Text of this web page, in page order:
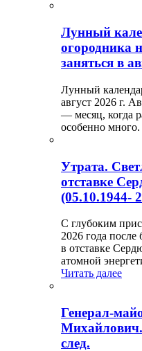
Лунный
огородника
заняться в
Лунный
август 2026 г.
— месяц, когда
особенно
Утрата.
отставке
(05.10.1944-
С глубоким
2026 года
в отставке
атомной
Читать далее
Генерал-
след.